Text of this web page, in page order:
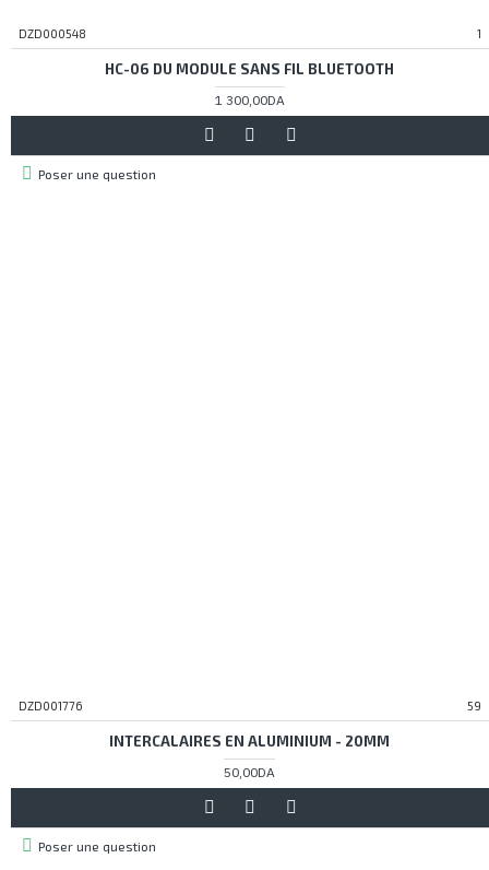
DZD000548 1
HC-06 DU MODULE SANS FIL BLUETOOTH
1 300,00DA
Poser une question
DZD001776 59
INTERCALAIRES EN ALUMINIUM - 20MM
50,00DA
Poser une question